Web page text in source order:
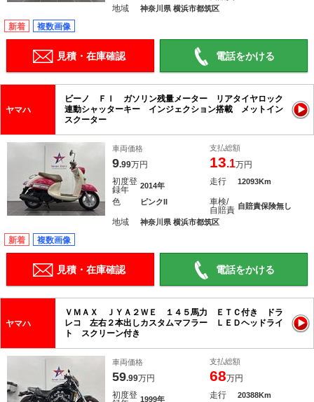
地域
神奈川県 横浜市都筑区
新着 複数画像
見積・在庫確認 電話をかける
ヤマハ
ビーノ ＦＩ ガソリン残量メーター リアタイヤロック
連動シャッターキー インジェクション搭載 メットイン
スクーター
車両価格
9.99万円
支払総額
13.1万円
初度登
録年
2014年 走行 12093Km
色 ピンクII
車検/
自賠責 自賠責保険無し
地域 神奈川県 横浜市都筑区
新着 複数画像
見積・在庫確認 電話をかける
ヤマハ
ＶＭＡＸ ＪＹＡ２ＷＥ １４５馬力 ＥＴＣ付き ドラ
レコ 左右２本出しカスタムマフラー ＬＥＤヘッドライ
ト スクリーン付き
車両価格
59.99万円
支払総額
68万円
初度登 1999年 走行 20388Km